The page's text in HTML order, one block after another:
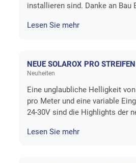
installieren sind. Danke an Bau
Lesen Sie mehr
NEUE SOLAROX PRO
Neuheiten
Eine unglaubliche Helligkeit
pro Meter und eine variable
24-30V sind die Highlights der
Lesen Sie mehr